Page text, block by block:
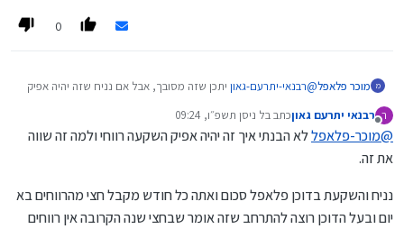
0
מ מוכר פלאפל@רבנאי-יתרעם-גאון יתכן שזה מסובך, אבל אם נניח שזה יהיה אפיק
ר
מנותק
רבנאי יתרעם גאוןכתב בל ניסן תשפ״ו, 09:24
נערך לאחרונה על ידי
@מוכר-פלאפללא הבנתי איך זה יהיה אפיק השקעה רווחי ולמה זה שווה
את זה.
נניח והשקעת בדוכן פלאפל סכום ואתה כל חודש מקבל חצי מהרווחים בא
יום ובעל הדוכן רוצה להתרחב שזה אומר שבחצי שנה הקרובה אין רווחים